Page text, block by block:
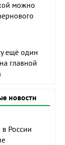
можно
ещё один
главной
новости
России